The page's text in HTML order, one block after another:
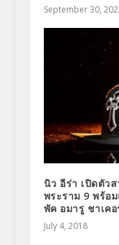
September 30,
นิว อีร่า เปิดตัว
พระราม 9 พร้อ
พัค อมารู ชาเคอ
July 4, 2018